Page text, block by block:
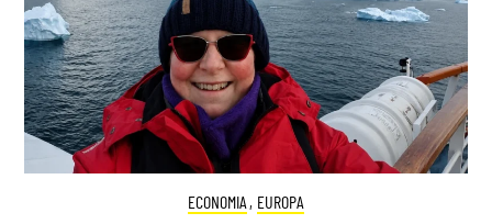
ECONOMIA , EUROPA